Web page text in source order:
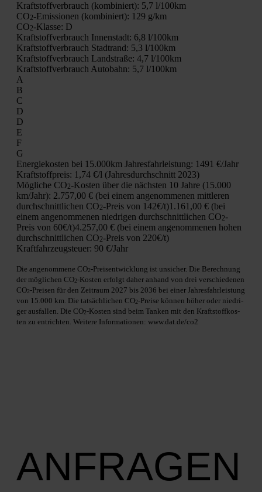
Kraft­stoff­ver­brauch (kom­bi­niert): 5,7 l/100km
CO2-Emis­sio­nen (kom­bi­niert): 129 g/km
CO2-Klas­se: D
Kraft­stoff­ver­brauch Innen­stadt: 6,8 l/100km
Kraft­stoff­ver­brauch Stadt­rand: 5,3 l/100km
Kraft­stoff­ver­brauch Land­stra­ße: 4,7 l/100km
Kraft­stoff­ver­brauch Auto­bahn: 5,7 l/100km
A
B
C
D
D
E
F
G
Ener­gie­kos­ten bei 15.000km Jah­res­fahr­leis­tung: 1491 €/Jahr
Kraft­stoff­preis: 1,74 €/l (Jah­res­durch­schnitt 2023)
Mög­li­che CO2-Kos­ten über die nächs­ten 10 Jah­re (15.000
km/Jahr): 2.757,00 € (bei einem ange­nom­me­nen mitt­le­ren
durch­schnitt­li­chen CO2-Preis von 142€/t)1.161,00 € (bei
einem ange­nom­me­nen nied­ri­gen durch­schnitt­li­chen CO2-
Preis von 60€/t)4.257,00 € (bei einem ange­nom­me­nen hohen
durch­schnitt­li­chen CO2-Preis von 220€/t)
Kraft­fahr­zeug­steu­er: 90 €/Jahr
Die ange­nom­me­ne CO2-Preis­ent­wick­lung ist unsi­cher. Die Berech­nung
der mög­li­chen CO2-Kos­ten erfolgt daher anhand von drei ver­schie­de­nen
CO2-Prei­sen für den Zeit­raum 2027 bis 2036 bei einer Jah­res­fahr­leis­tung
von 15.000 km. Die tat­säch­li­chen CO2-Prei­se kön­nen höher oder nied­ri­
ger aus­fal­len. Die CO2-Kos­ten sind beim Tan­ken mit den Kraft­stoff­kos­
ten zu ent­rich­ten. Wei­te­re Infor­ma­tio­nen: www.dat.de/co2
ANFRAGEN